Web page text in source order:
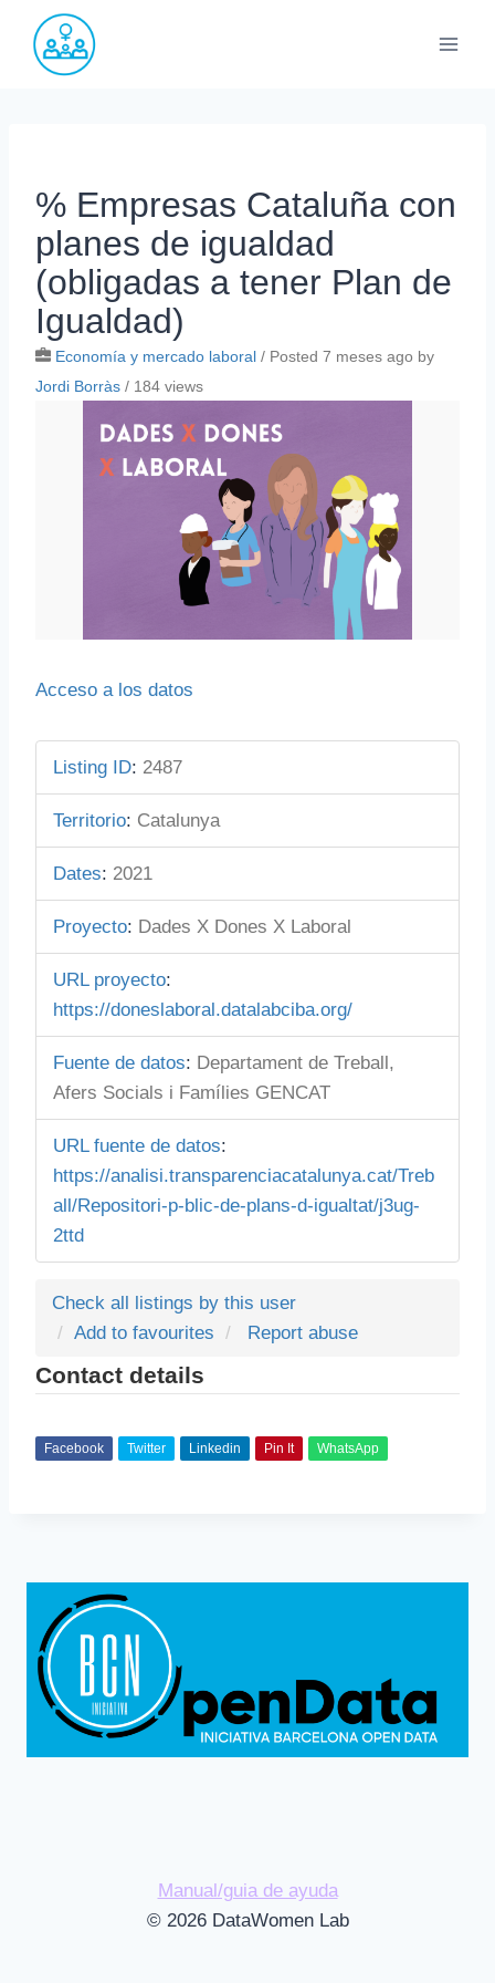
Saltar
contenido
% Empresas Cataluña con
planes de igualdad
(obligadas a tener Plan de
Igualdad)
Economía y mercado laboral / Posted 7 meses ago by
Jordi Borràs / 184 views
Acceso a los datos
Listing ID: 2487
Territorio: Catalunya
Dates: 2021
Proyecto: Dades X Dones X Laboral
URL proyecto:
https://doneslaboral.datalabciba.org/
Fuente de datos: Departament de Treball,
Afers Socials i Famílies GENCAT
URL fuente de datos:
https://analisi.transparenciacatalunya.cat/Treb
all/Repositori-p-blic-de-plans-d-igualtat/j3ug-
2ttd
Check all listings by this user
Add to favourites
Report abuse
Contact details
Facebook Twitter Linkedin Pin It WhatsApp
Manual/guia de ayuda
© 2026 DataWomen Lab